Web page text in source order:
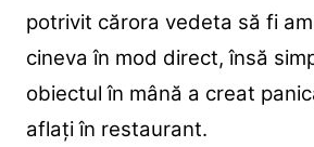
potrivit cărora vedeta să fi
cineva în mod direct, însă
obiectul în mână a creat
aflați în restaurant.